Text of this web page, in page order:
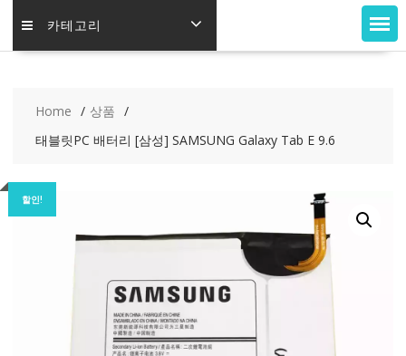
카테고리
Home
상품
태블릿PC 배터리 [삼성] SAMSUNG Galaxy Tab E 9.6
할인!